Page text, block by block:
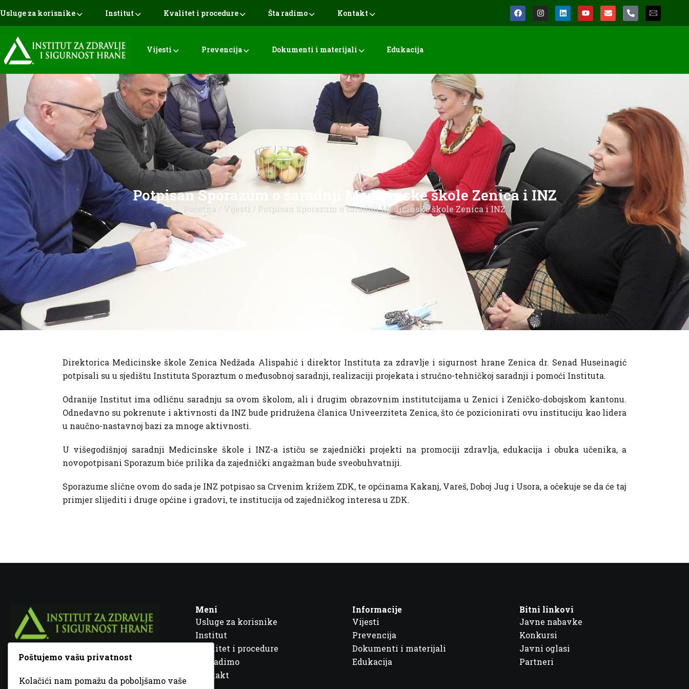
Usluge za korisnike Institut Kvalitet i procedure Šta radimo Kontakt
Vijesti Prevencija Dokumenti i materijali Edukacija
Potpisan Sporazum o saradnji Medicinske škole Zenica i INZ
Početna / Vijesti / Potpisan Sporazum o saradnji Medicinske škole Zenica i INZ
Direktorica Medicinske škole Zenica Nedžada Alispahić i direktor Instituta za zdravlje i sigurnost hrane Zenica dr. Senad Huseinagić
potpisali su u sjedištu Instituta Sporaztum o međusobnoj saradnji, realizaciji projekata i stručno-tehničkoj saradnji i pomoći Instituta.
Odranije Institut ima odličnu saradnju sa ovom školom, ali i drugim obrazovnim institutcijama u Zenici i Zeničko-dobojskom kantonu.
Odnedavno su pokrenute i aktivnosti da INZ bude pridružena članica Univeerziteta Zenica, što će pozicionirati ovu instituciju kao lidera
u naučno-nastavnoj bazi za mnoge aktivnosti.
U višegodišnjoj saradnji Medicinske škole i INZ-a ističu se zajednički projekti na promociji zdravlja, edukacija i obuka učenika, a
novopotpisani Sporazum biće prilika da zajednički angažman bude sveobuhvatniji.
Sporazume slične ovom do sada je INZ potpisao sa Crvenim križem ZDK, te općinama Kakanj, Vareš, Doboj Jug i Usora, a očekuje se da će taj
primjer slijediti i druge općine i gradovi, te institucija od zajedničkog interesa u ZDK.
Fra Ivana Jukića br. 2, 72000 Zenica, BiH
+387 32 448 001
Meni
Usluge za korisnike
Institut
Kvalitet i procedure
Šta radimo
Kontakt
Informacije
Vijesti
Prevencija
Dokumenti i materijali
Edukacija
Bitni linkovi
Javne nabavke
Konkursi
Javni oglasi
Partneri
Poštujemo vašu privatnost
Kolačići nam pomažu da poboljšamo vaše